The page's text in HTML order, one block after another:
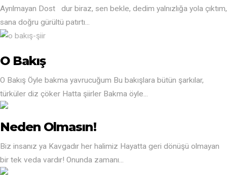
Ayrılmayan Dost dur biraz, sen bekle, dedim yalnızlığa yola çıktım,
sana doğru gürültü patırtı...
O Bakış
O Bakış Öyle bakma yavrucuğum Bu bakışlara bütün şarkılar,
türküler diz çöker Hatta şiirler Bakma öyle...
Neden Olmasın!
Biz insanız ya Kavgadır her halimiz Hayatta geri dönüşü olmayan
bir tek veda vardır! Onunda zamanı...